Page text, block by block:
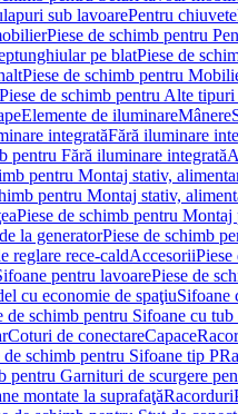
sub lavoarePentru chiuvete
Piese de schimb pentru
pe blatPiese de
Piese de schimb pentru
Piese de schimb pentru Alte
Elemente de iluminareMânere
integratăFără iluminare
pentru Fără iluminare integrată
pentru Montaj stativ,
pentru Montaj stativ,
Piese de schimb pentru Montaj
la generatorPiese de schimb
reglare rece-caldAccesorii
pentru lavoarePiese de
cu economie de spaţiuSifoane
de schimb pentru Sifoane cu
Coturi de conectareCapace
de schimb pentru Sifoane tip P
pentru Garnituri de scurgere
montate la suprafaţăRacorduri